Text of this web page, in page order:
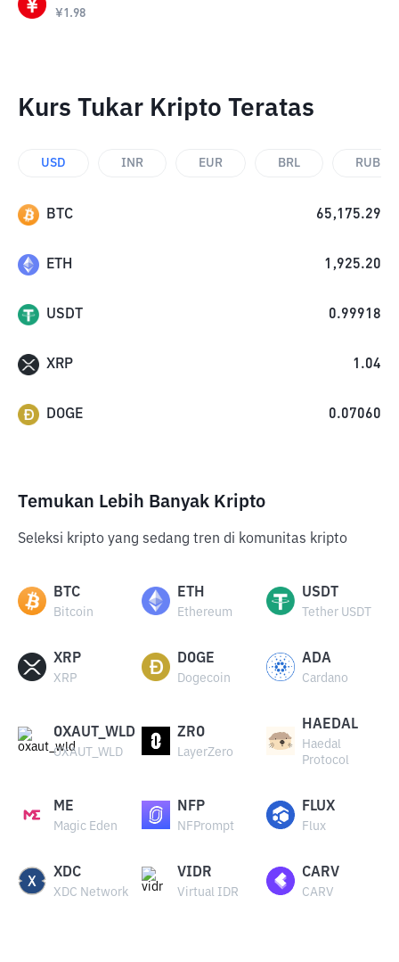
¥1.98
Kurs Tukar Kripto Teratas
USD INR EUR BRL RUB
BTC 65,175.29
ETH 1,925.20
USDT 0.99918
XRP 1.04
DOGE 0.07060
Temukan Lebih Banyak Kripto
Seleksi kripto yang sedang tren di komunitas kripto
BTC
Bitcoin
ETH
Ethereum
USDT
Tether USDT
XRP
XRP
DOGE
Dogecoin
ADA
Cardano
OXAUT_WLD
OXAUT_WLD
ZRO
LayerZero
HAEDAL
Haedal
Protocol
ME
Magic Eden
NFP
NFPrompt
FLUX
Flux
XDC
XDC Network
VIDR
Virtual IDR
CARV
CARV